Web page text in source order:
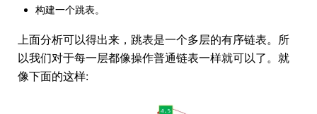
构建一个跳表。
上面分析可以得出来，跳表是一个多层的有序链表。所
以我们对于每一层都像操作普通链表一样就可以了。就
像下面的这样: